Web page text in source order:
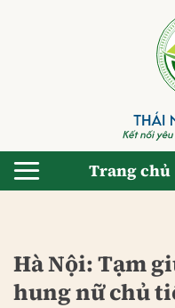
Trang chủ
Hà Nội: Tạm
hung nữ chủ